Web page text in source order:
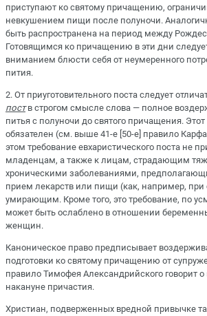
приступают ко святому причащению,
невкушением пищи после полуночи.
быть распространена на период между
Готовящимся ко причащению в эти дни
вниманием блюсти себя от неумеренного
пития.
2. От приуготовительного поста следует
поств строгом смысле слова — полное
питья с полуночи до святого причащения.
обязателен (см. выше 41-е [50-е] правило
этом требование евхаристического поста не
младенцам, а также к лицам, страдающим
хроническими заболеваниями,
прием лекарств или пищи (как, например, при
умирающим. Кроме того, это требование, по
может быть ослаблено в отношении
женщин.
Каноническое право предписывает
подготовки ко святому причащению от
правило Тимофея Александрийского говорит
накануне причастия.
Христиан, подверженных вредной привычке